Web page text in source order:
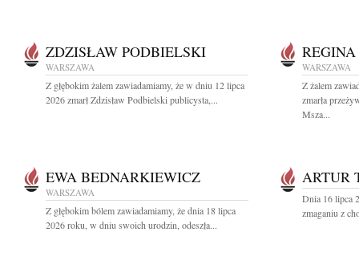
ZDZISŁAW PODBIELSKI
WARSZAWA
Z głębokim żalem zawiadamiamy, że w dniu 12 lipca
2026 zmarł Zdzisław Podbielski publicysta,...
WARSZAWA
Z żalem
zmarła
Msza...
EWA BEDNARKIEWICZ
WARSZAWA
Z głębokim bólem zawiadamiamy, że dnia 18 lipca
2026 roku, w dniu swoich urodzin, odeszła...
ARTUR
Dnia 16 lipca
zmaganiu z